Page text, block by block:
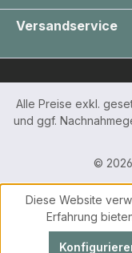
Versandservice
Alle Preise exkl.
und ggf.
©
Diese Website
Erfahrung